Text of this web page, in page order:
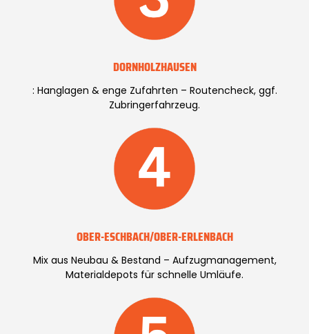
DORNHOLZHAUSEN
: Hanglagen & enge Zufahrten – Routencheck, ggf.
Zubringerfahrzeug.
OBER-ESCHBACH/OBER-ERLENBACH
Mix aus Neubau & Bestand – Aufzugmanagement,
Materialdepots für schnelle Umläufe.